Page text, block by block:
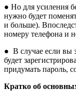
● Но для усиления
нужно будет
и больше).
номеру телефона и
● В случае если вы
будет
придумать пароль,
Кратко об